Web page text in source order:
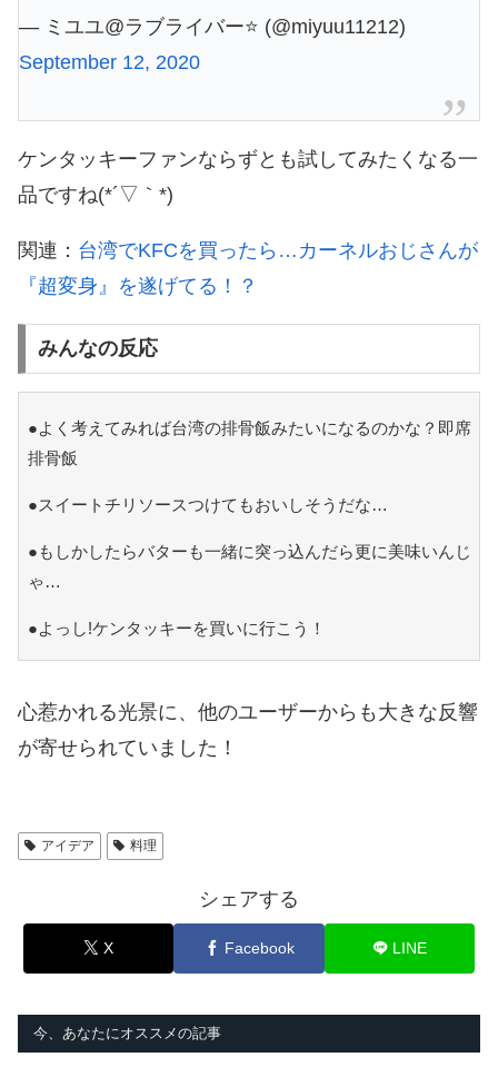
— ミユユ@ラブライバー⭐️ (@miyuu11212)
September 12, 2020
ケンタッキーファンならずとも試してみたくなる一
品ですね(*´▽｀*)
関連： 台湾でKFCを買ったら…カーネルおじさんが
『超変身』を遂げてる！？
みんなの反応
●よく考えてみれば台湾の排骨飯みたいになるのかな？即席
排骨飯
●スイートチリソースつけてもおいしそうだな…
●もしかしたらバターも一緒に突っ込んだら更に美味いんじ
ゃ…
●よっし!ケンタッキーを買いに行こう！
心惹かれる光景に、他のユーザーからも大きな反響
が寄せられていました！
アイデア 料理
シェアする
X Facebook LINE
今、あなたにオススメの記事